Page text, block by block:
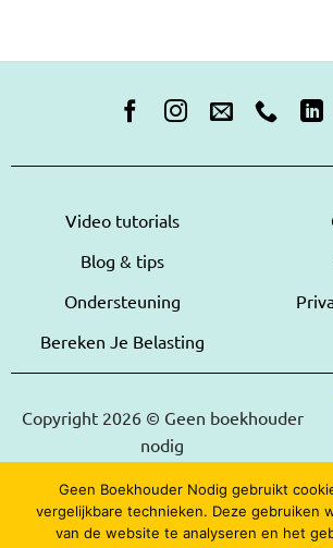
Video tutorials
Blog & tips
Ondersteuning
Bereken Je Belasting
Copyright 2026 © Geen boekhouder
nodig
Geen Boekhouder Nodig gebruikt
vergelijkbare technieken. Deze gebruiken
van de website te analyseren en het